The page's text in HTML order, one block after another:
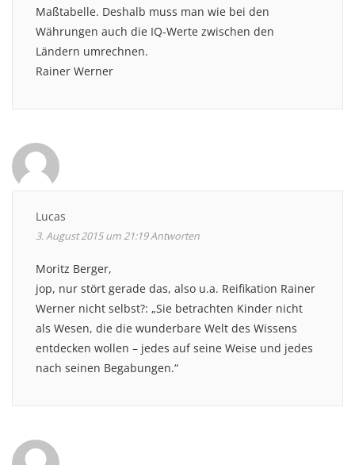
Maßtabelle. Deshalb muss man wie bei den
Währungen auch die IQ-Werte zwischen den
Ländern umrechnen.
Rainer Werner
Lucas
3. August 2015 um 21:19Antworten
Moritz Berger,
jop, nur stört gerade das, also u.a. Reifikation Rainer
Werner nicht selbst?: „Sie betrachten Kinder nicht
als Wesen, die die wunderbare Welt des Wissens
entdecken wollen – jedes auf seine Weise und jedes
nach seinen Begabungen.“